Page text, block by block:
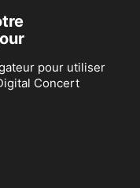
pour utiliser
Concert